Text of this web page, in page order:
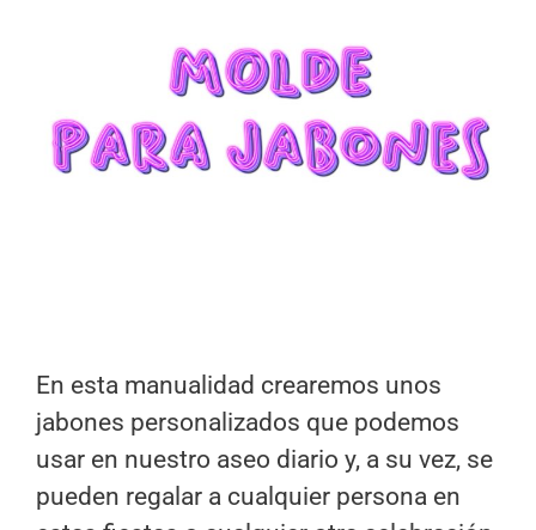
En esta manualidad crearemos unos
jabones personalizados que podemos
usar en nuestro aseo diario y, a su vez, se
pueden regalar a cualquier persona en